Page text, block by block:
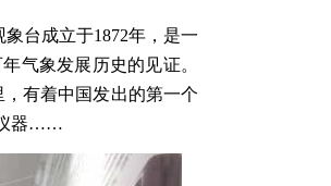
象台成立于1872年，是一
气象发展历史的见证。
有着中国发出的第一个
仪器……